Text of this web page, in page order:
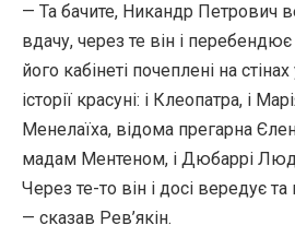
— Та бачите, Никандр Петрович
вдачу, через те він і
його кабінеті почеплені на
історії красуні: і Клеопатра, і
Менелаїха, відома прегарна
мадам Ментеном, і Дюбаррі
Через те-то він і досі вередує
— сказав Рев’якін.